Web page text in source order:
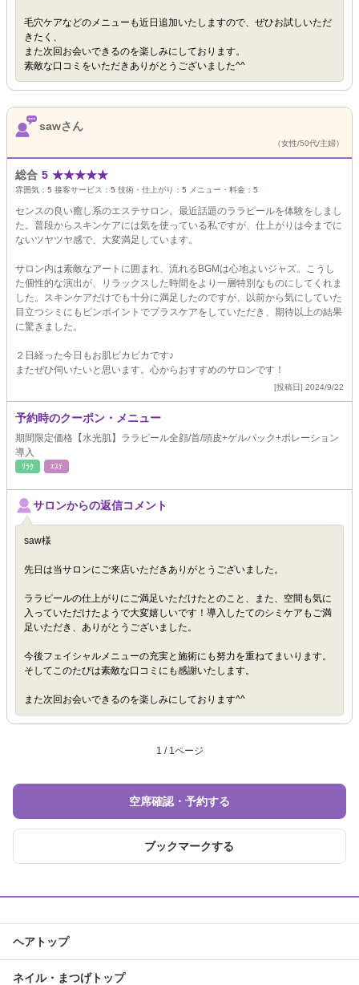
毛穴ケアなどのメニューも近日追加いたしますので、ぜひお試しいただ
きたく、
また次回お会いできるのを楽しみにしております。
素敵な口コミをいただきありがとうございました^^
sawさん
（女性/50代/主婦）
総合 5 ★★★★★
雰囲気： 5 接客サービス： 5 技術・仕上がり： 5 メニュー・料金： 5
センスの良い癒し系のエステサロン。最近話題のララピールを体験をしまし
た。普段からスキンケアには気を使っている私ですが、仕上がりは今までに
ないツヤツヤ感で、大変満足しています。
サロン内は素敵なアートに囲まれ、流れるBGMは心地よいジャズ。こうし
た個性的な演出が、リラックスした時間をより一層特別なものにしてくれま
した。スキンケアだけでも十分に満足したのですが、以前から気にしていた
目立つシミにもピンポイントでプラスケアをしていただき、期待以上の結果
に驚きました。
２日経った今日もお肌ピカピカです♪
またぜひ伺いたいと思います。心からおすすめのサロンです！
[投稿日] 2024/9/22
予約時のクーポン・メニュー
期間限定価格【水光肌】ララピール全顔/首/頭皮+ゲルパック+ポレーション
導入
ﾘﾗｸ ｴｽﾃ
サロンからの返信コメント
saw様
先日は当サロンにご来店いただきありがとうございました。
ララピールの仕上がりにご満足いただけたとのこと、また、空間も気に
入っていただけたようで大変嬉しいです！導入したてのシミケアもご満
足いただき、ありがとうございました。
今後フェイシャルメニューの充実と施術にも努力を重ねてまいります。
そしてこのたびは素敵な口コミにも感謝いたします。
また次回お会いできるのを楽しみにしております^^
1 / 1ページ
空席確認・予約する
ブックマークする
ヘアトップ
ネイル・まつげトップ